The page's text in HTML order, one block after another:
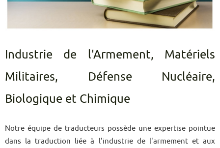
Industrie de l'Armement, Matériels
Militaires, Défense Nucléaire,
Biologique et Chimique
Notre équipe de traducteurs possède une expertise pointue
dans la traduction liée à l'industrie de l'armement et aux